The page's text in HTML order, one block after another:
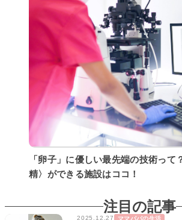
「卵子」に優しい最先端の技術って
精〉ができる施設はココ！
注目の記事
2025.12.27 ママパパの生活